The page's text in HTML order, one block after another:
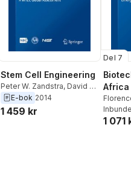
Stem Cell Engineering
Peter W. Zandstra, David V.
Schaffer, Sean P. Palecek
Todd C. McDevitt
E-bok 2014
1 459 kr
Del 7
Africa
1 071